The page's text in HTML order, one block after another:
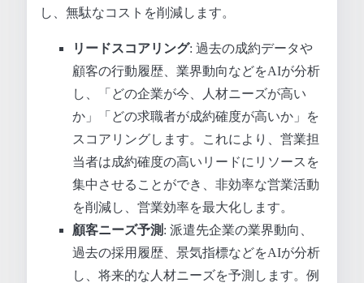
し、無駄なコストを削減します。
リードスコアリング: 過去の成約データや
顧客の行動履歴、業界動向などをAIが分析
し、「どの企業が今、人材ニーズが高い
か」「どの求職者が成約確度が高いか」を
スコアリングします。これにより、営業担
当者は成約確度の高いリードにリソースを
集中させることができ、非効率な営業活動
を削減し、営業効率を最大化します。
顧客ニーズ予測 : 派遣先企業の業界動向、
過去の採用履歴、景気指標などをAIが分析
し、将来的な人材ニーズを予測します。例